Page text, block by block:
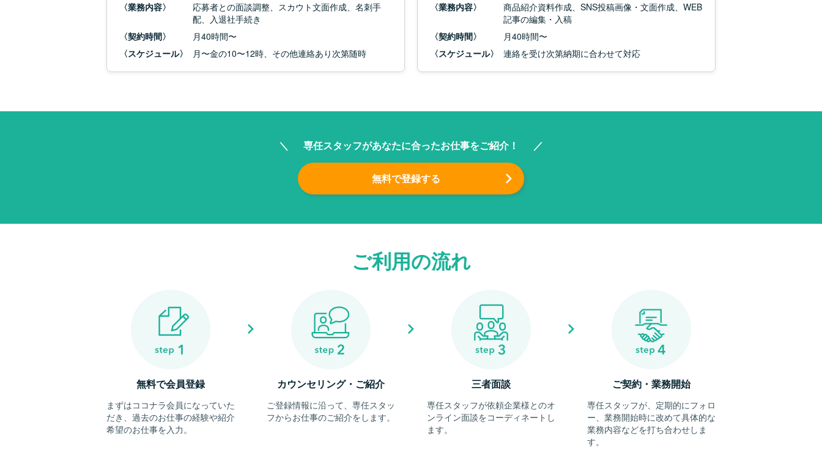
〈業務内容〉
応募者との面談調整、スカウト文面作成、名刺手
配、入退社手続き
〈契約時間〉
月40時間〜
〈スケジュール〉
月〜金の10〜12時、その他連絡あり次第随時
〈業務内容〉
商品紹介資料作成、SNS投稿画像・文面作成、WEB
記事の編集・入稿
〈契約時間〉
月40時間〜
〈スケジュール〉
連絡を受け次第納期に合わせて対応
専任スタッフがあなたに合ったお仕事をご紹介！
無料で登録する
ご利用の流れ
無料で会員登録
まずはココナラ会員になっていた
だき、過去のお仕事の経験や紹介
希望のお仕事を入力。
カウンセリング・ご紹介
ご登録情報に沿って、専任スタッ
フからお仕事のご紹介をします。
三者面談
専任スタッフが依頼企業様とのオ
ンライン面談をコーディネートし
ます。
ご契約・業務開始
専任スタッフが、定期的にフォロ
ー、業務開始時に改めて具体的な
業務内容などを打ち合わせしま
す。